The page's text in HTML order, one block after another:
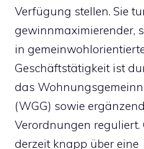
Verfügung stellen. Sie
gewinnmaximierender,
in
Geschäftstätigkeit ist
das
(WGG) sowie
Verordnungen reguliert.
derzeit knapp über eine